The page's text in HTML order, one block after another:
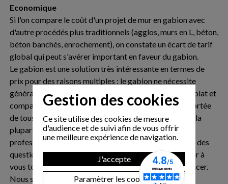
Gestion des cookies
Ce site utilise des cookies de mesure
d'audience et de suivi afin de vous offrir
une meilleure expérience de navigation.
J'accepte
Paramètrer les cookies
Economique
Si l'on compare le coût d'un projet de mur en gabion avec
d'autre procédés plus traditionnels (agglos, murs en L, béton,
béton banchés, enrochement), on constate un écart de tarif
global qui peut s'avérer important en faveur du gabion.
Le gabion est une solution très intéressante en termes de
prix pour des raisons multiples : le gabion ne nécessite
généralement pas de béton, il peut se poser sur un sol plat et
compacté en tout-venant, sa mise en oeuvre est à la portée
de tous (vive l'auto-construction ;-), ne nécessite pour la
plupart des projets pas d'engins ni l'intervention d'un
professionnel poseur. En cas de doutes ou si vous avez des
questions techniques, nous vous encourageons bien sûr à
vous tourner vers l'un de nos experts avant de vous lancer.
Nous sommes à votre service.